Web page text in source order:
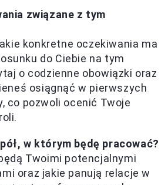
związane z tym
konkretne oczekiwania ma
do Ciebie na tym
o codzienne obowiązki oraz
osiągnąć w pierwszych
co pozwoli ocenić Twoje
w którym będę pracować?
Twoimi potencjalnymi
oraz jakie panują relacje w